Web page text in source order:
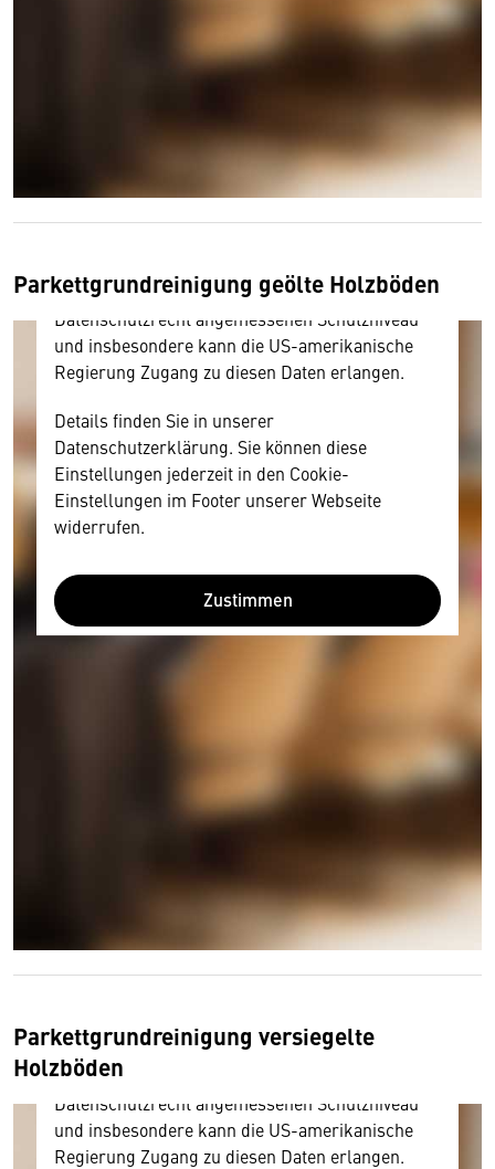
Parkettgrundreinigung geölte Holzböden
Wir benötigen Ihre Zustimmung
Hier würden wir Ihnen gerne einen externen
Inhalt anzeigen. Dafür benötigen wir allerdings
Ihre Zustimmung, da Ihr Browser
Diese Daten unterliegen keinem dem EU-
Datenschutzrecht angemessenen Schutzniveau
und insbesondere kann die US-amerikanische
Regierung Zugang zu diesen Daten erlangen.
Details finden Sie in unserer
Datenschutzerklärung. Sie können diese
Einstellungen jederzeit in den Cookie-
Einstellungen im Footer unserer Webseite
widerrufen.
Zustimmen
Parkettgrundreinigung versiegelte
Holzböden
Wir benötigen Ihre Zustimmung
Hier würden wir Ihnen gerne einen externen
Inhalt anzeigen. Dafür benötigen wir allerdings
Ihre Zustimmung, da Ihr Browser
und Nutzerverhalten mitunter mit US-
amerikanischen Anbietern austauscht.
Diese Daten unterliegen keinem dem EU-
Datenschutzrecht angemessenen Schutzniveau
und insbesondere kann die US-amerikanische
Regierung Zugang zu diesen Daten erlangen.